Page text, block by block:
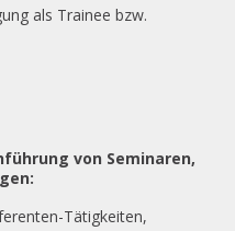
als Trainee bzw.
von Seminaren,
Tätigkeiten,